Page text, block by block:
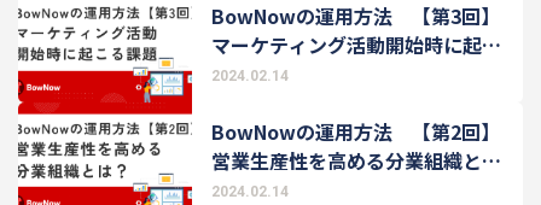
BowNowの運用方法 【第3回】
マーケティング活動開始時に起こ
る課題
2024.02.14
BowNowの運用方法 【第2回】
営業生産性を高める分業組織と
は？
2024.02.14